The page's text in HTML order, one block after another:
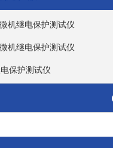
机继电保护测试仪
机继电保护测试仪
保护测试仪